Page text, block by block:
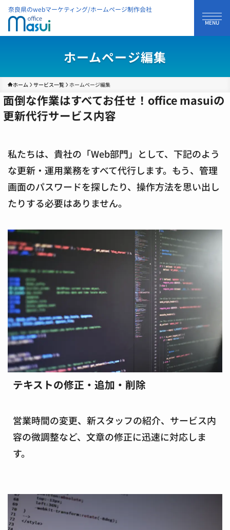
奈良県のwebマーケティング/ホームページ制作会社
ホームページ編集
ホーム サービス一覧 ホームページ編集
面倒な作業はすべてお任せ！office masuiの
更新代行サービス内容
私たちは、貴社の「Web部門」として、下記のよう
な更新・運用業務をすべて代行します。もう、管理
画面のパスワードを探したり、操作方法を思い出し
たりする必要はありません。
テキストの修正・追加・削除
営業時間の変更、新スタッフの紹介、サービス内
容の微調整など、文章の修正に迅速に対応しま
す。